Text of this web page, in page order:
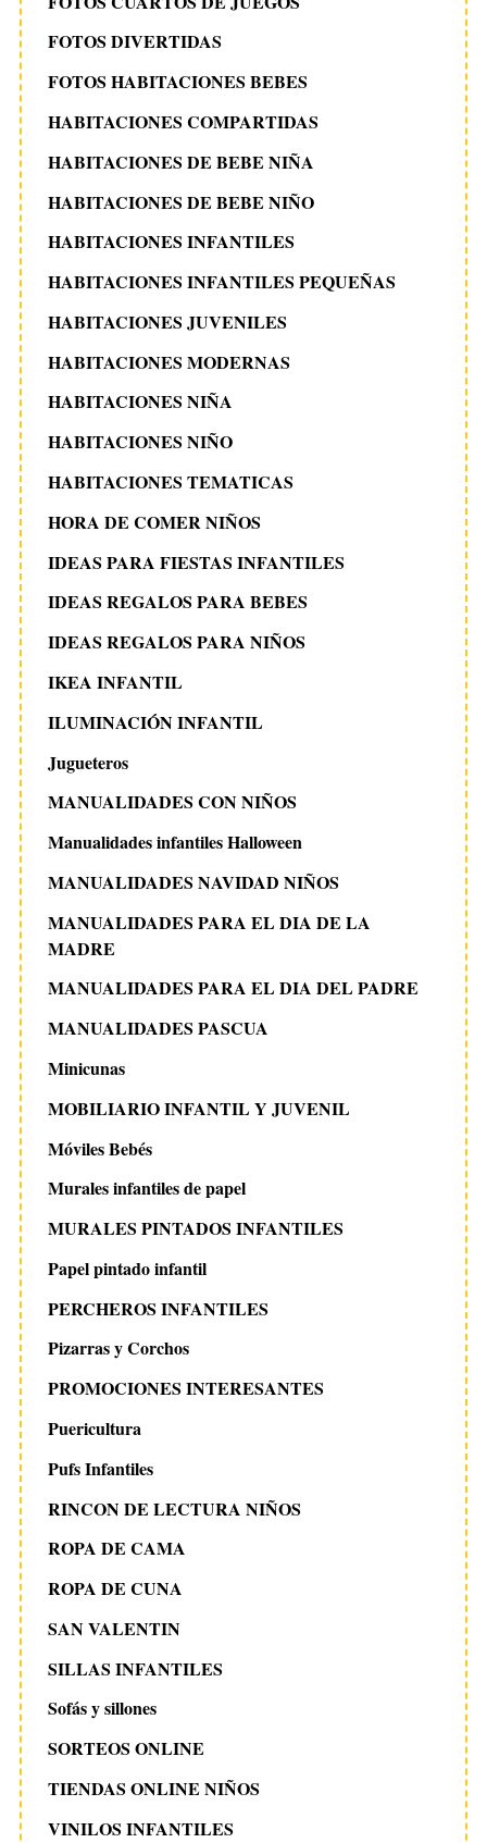
FOTOS DIVERTIDAS
FOTOS HABITACIONES BEBES
HABITACIONES COMPARTIDAS
HABITACIONES DE BEBE NIÑA
HABITACIONES DE BEBE NIÑO
HABITACIONES INFANTILES
HABITACIONES INFANTILES PEQUEÑAS
HABITACIONES JUVENILES
HABITACIONES MODERNAS
HABITACIONES NIÑA
HABITACIONES NIÑO
HABITACIONES TEMATICAS
HORA DE COMER NIÑOS
IDEAS PARA FIESTAS INFANTILES
IDEAS REGALOS PARA BEBES
IDEAS REGALOS PARA NIÑOS
IKEA INFANTIL
ILUMINACIÓN INFANTIL
Jugueteros
MANUALIDADES CON NIÑOS
Manualidades infantiles Halloween
MANUALIDADES NAVIDAD NIÑOS
MANUALIDADES PARA EL DIA DE LA
MADRE
MANUALIDADES PARA EL DIA DEL PADRE
MANUALIDADES PASCUA
Minicunas
MOBILIARIO INFANTIL Y JUVENIL
Móviles Bebés
Murales infantiles de papel
MURALES PINTADOS INFANTILES
Papel pintado infantil
PERCHEROS INFANTILES
Pizarras y Corchos
PROMOCIONES INTERESANTES
Puericultura
Pufs Infantiles
RINCON DE LECTURA NIÑOS
ROPA DE CAMA
ROPA DE CUNA
SAN VALENTIN
SILLAS INFANTILES
Sofás y sillones
SORTEOS ONLINE
TIENDAS ONLINE NIÑOS
VINILOS INFANTILES